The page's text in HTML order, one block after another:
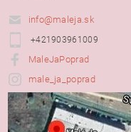
info@maleja.sk
+421903961009
MaleJaPoprad
male_ja_poprad